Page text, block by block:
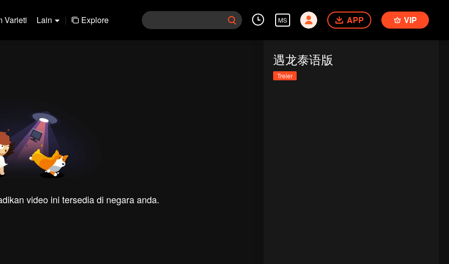
Varieti Lain | Explore MS APP VIP
video ini tersedia di negara anda.
遇龙泰语版
Treler